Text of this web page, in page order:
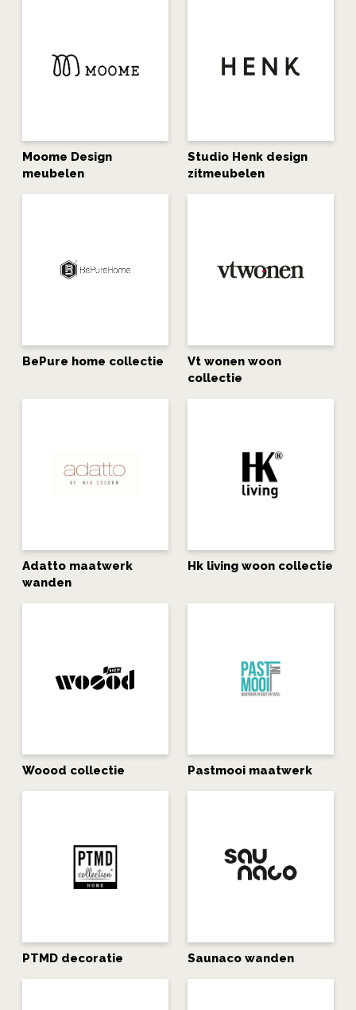
Moome Design
meubelen
Studio Henk design
zitmeubelen
BePure home collectie
Vt wonen woon
collectie
Adatto maatwerk
wanden
Hk living woon collectie
Woood collectie Pastmooi maatwerk
PTMD decoratie Saunaco wanden